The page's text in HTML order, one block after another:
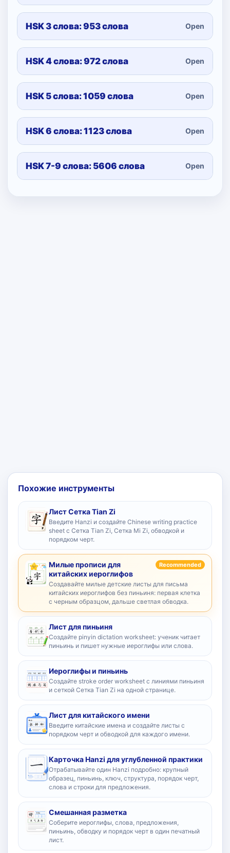
HSK 3 слова: 953 слова Open
HSK 4 слова: 972 слова Open
HSK 5 слова: 1059 слова Open
HSK 6 слова: 1123 слова Open
HSK 7-9 слова: 5606 слова Open
Похожие инструменты
Лист Сетка Tian Zi
Введите Hanzi и создайте Chinese writing practice
sheet с Сетка Tian Zi, Сетка Mi Zi, обводкой и
порядком черт.
Милые прописи для
китайских иероглифов
Recommended
Создавайте милые детские листы для письма
китайских иероглифов без пиньиня: первая клетка
с черным образцом, дальше светлая обводка.
Лист для пиньиня
Создайте pinyin dictation worksheet: ученик читает
пиньинь и пишет нужные иероглифы или слова.
Иероглифы и пиньинь
Создайте stroke order worksheet с линиями пиньиня
и сеткой Сетка Tian Zi на одной странице.
Лист для китайского имени
Введите китайские имена и создайте листы с
порядком черт и обводкой для каждого имени.
Карточка Hanzi для углубленной практики
Отрабатывайте один Hanzi подробно: крупный
образец, пиньинь, ключ, структура, порядок черт,
слова и строки для предложения.
Смешанная разметка
Соберите иероглифы, слова, предложения,
пиньинь, обводку и порядок черт в один печатный
лист.